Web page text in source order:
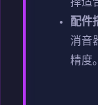
择适
配件
消音
精度。